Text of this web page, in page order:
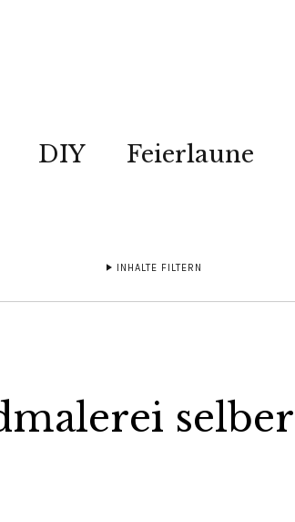
DIY Feierlaune
INHALTE FILTERN
selber